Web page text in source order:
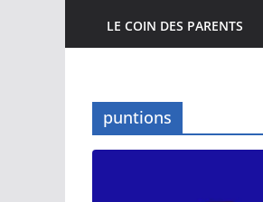
LE COIN DES PARENTS
puntions